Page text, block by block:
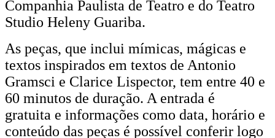
no
mês
de
novembro.
Entrada
gratuita.
Companhia Paulista de Teatro e do Teatro
Studio Heleny Guariba.
As peças, que inclui mímicas, mágicas e
textos inspirados em textos de Antonio
Gramsci e Clarice Lispector, tem entre 40 e
60 minutos de duração. A entrada é
gratuita e informações como data, horário e
conteúdo das peças é possível conferir logo